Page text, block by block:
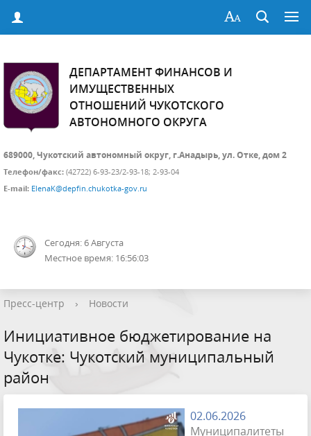
ДЕПАРТАМЕНТ ФИНАНСОВ И
ИМУЩЕСТВЕННЫХ
ОТНОШЕНИЙ ЧУКОТСКОГО
АВТОНОМНОГО ОКРУГА
689000, Чукотский автономный округ, г.Анадырь, ул. Отке, дом 2
Телефон/факс: (42722) 6-93-23/2-93-18; 2-93-04
E-mail: ElenaK@depfin.chukotka-gov.ru
Сегодня: 6 Августа
Местное время: 16:56:04
Пресс-центр › Новости
Инициативное бюджетирование на
Чукотке: Чукотский муниципальный
район
02.06.2026
Муниципалитеты